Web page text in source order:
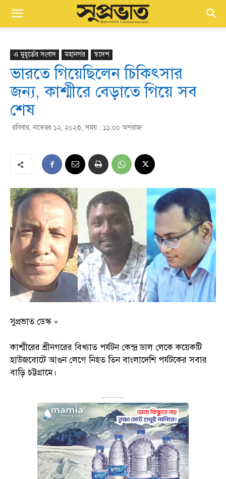
এ মুহূর্তের সংবাদ মহানগর স্বদেশ
ভারতে গিয়েছিলেন চিকিৎসার
জন্য, কাশ্মীরে বেড়াতে গিয়ে সব
শেষ
রবিবার, নভেম্বর ১২, ২০২৩; সময় : ১১:০০ অপরাহ্ণ
সুপ্রভাত ডেস্ক »
কাশ্মীরের শ্রীনগরের বিখ্যাত পর্যটন কেন্দ্র ডাল লেকে কয়েকটি
হাউজবোটে আগুন লেগে নিহত তিন বাংলাদেশি পর্যটকের সবার
বাড়ি চট্টগ্রামে।
---------